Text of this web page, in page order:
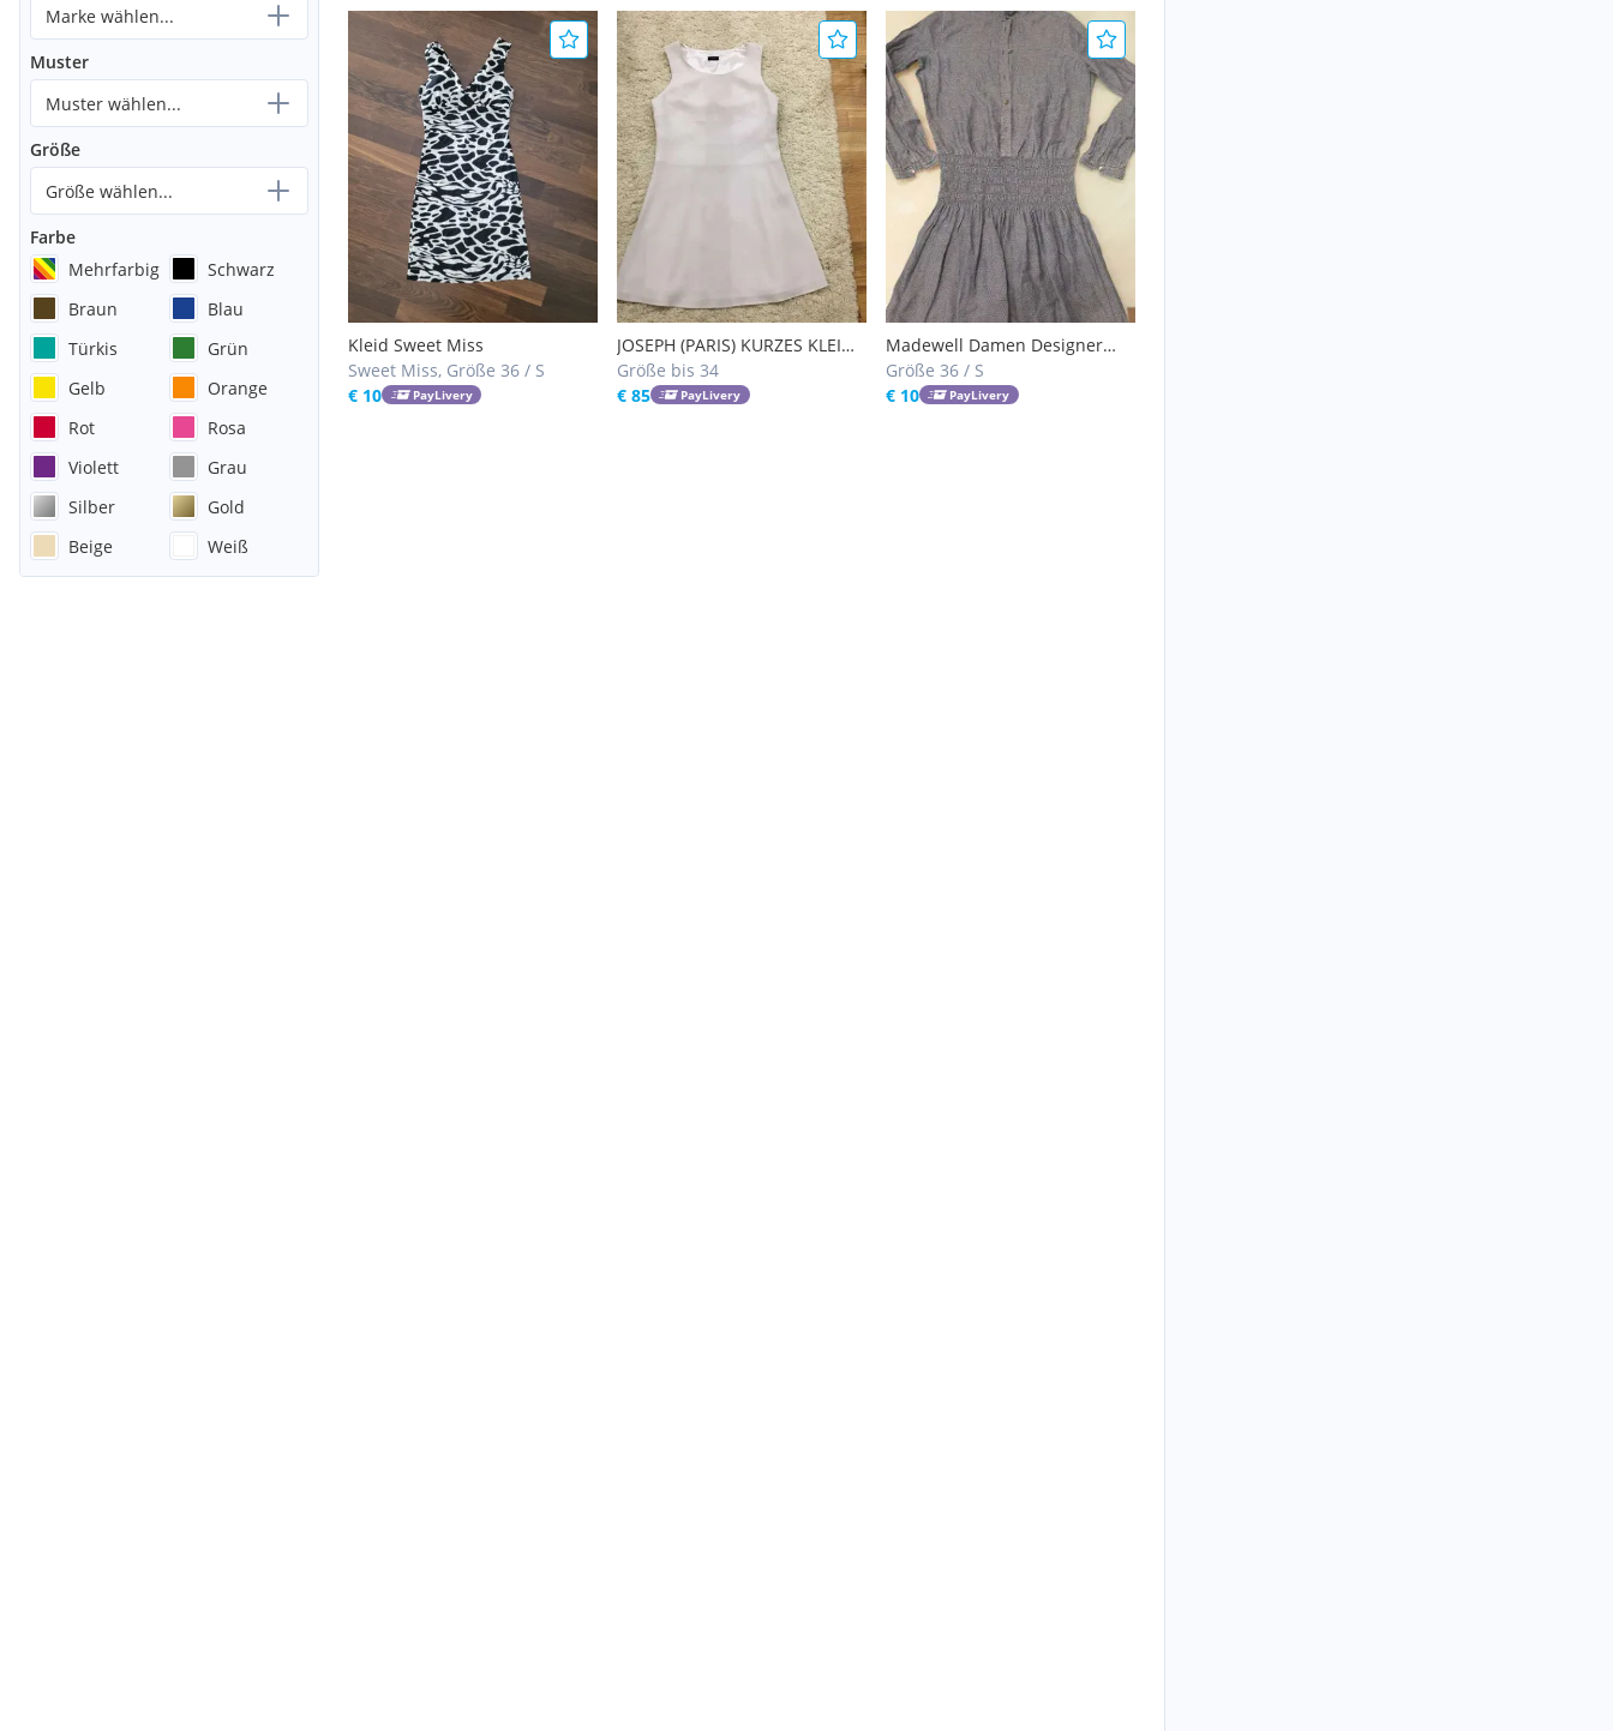
Marke wählen...
Muster
Muster wählen...
Größe
Größe wählen...
Farbe
Mehrfarbig
Schwarz
Braun
Blau
Türkis
Grün
Gelb
Orange
Rot
Rosa
Violett
Grau
Silber
Gold
Beige
Weiß
Kleid Sweet Miss
Sweet Miss, Größe 36 / S
€ 10
PayLivery
JOSEPH (PARIS) KURZES KLEID,
Gr. DE. 34 (FR. 38), NEU!
Größe bis 34
€ 85
PayLivery
Madewell Damen Designer
Sommerkleid in Größe 36
Small
Größe 36 / S
€ 10
PayLivery